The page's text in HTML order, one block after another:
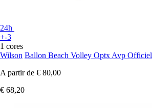
24h
+-3
1 cores
Wilson Ballon Beach Volley Optx Avp Officiel
A partir de € 80,00
€ 68,20